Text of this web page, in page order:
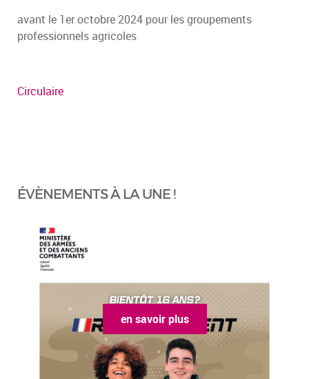
avant le 1er octobre 2024 pour les groupements
professionnels agricoles
Circulaire
ÉVÈNEMENTS À LA UNE !
en savoir plus